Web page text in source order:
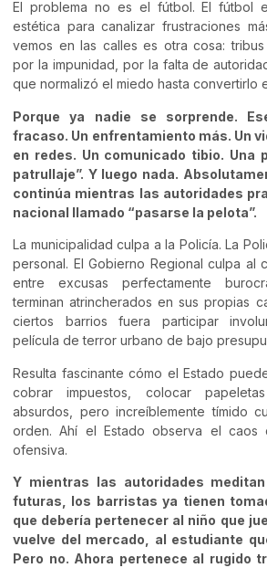
El problema no es el fútbol. El fútbol
estética para canalizar frustraciones
vemos en las calles es otra cosa: tribus
por la impunidad, por la falta de
que normalizó el miedo hasta convertirlo
Porque ya nadie se sorprende.
fracaso. Un enfrentamiento más. Un
en redes. Un comunicado tibio. Una
patrullaje”. Y luego nada.
continúa mientras las autoridades
nacional llamado “pasarse la pelota”.
La municipalidad culpa a la Policía. La
personal. El Gobierno Regional culpa al
entre excusas perfectamente
terminan atrincherados en sus propias
ciertos barrios fuera participar
película de terror urbano de bajo
Resulta fascinante cómo el Estado
cobrar impuestos, colocar
absurdos, pero increíblemente tímido
orden. Ahí el Estado observa el caos
ofensiva.
Y mientras las autoridades
futuras, los barristas ya tienen
que debería pertenecer al niño que
vuelve del mercado, al estudiante
Pero no. Ahora pertenece al rugido